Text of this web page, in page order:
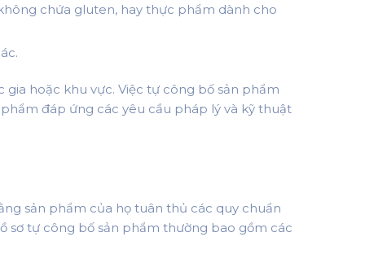
chứa gluten, hay thực phẩm dành cho
hoặc khu vực. Việc tự công bố sản phẩm
đáp ứng các yêu cầu pháp lý và kỹ thuật
sản phẩm của họ tuân thủ các quy chuẩn
sơ tự công bố sản phẩm thường bao gồm các